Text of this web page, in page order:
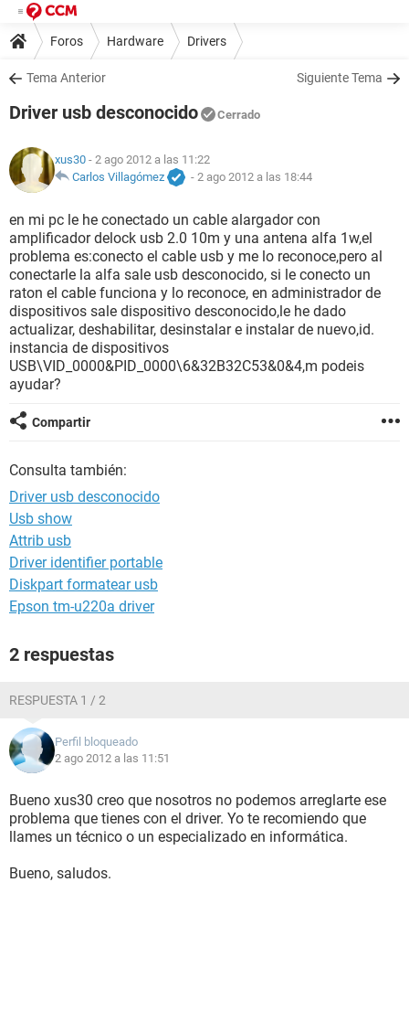
Foros Hardware Drivers
Tema Anterior Siguiente Tema
Driver usb desconocido Cerrado
xus30 - 2 ago 2012 a las 11:22
Carlos Villagómez
- 2 ago 2012 a las 18:44
en mi pc le he conectado un cable alargador con
amplificador delock usb 2.0 10m y una antena alfa 1w,el
problema es:conecto el cable usb y me lo reconoce,pero al
conectarle la alfa sale usb desconocido, si le conecto un
raton el cable funciona y lo reconoce, en administrador de
dispositivos sale dispositivo desconocido,le he dado
actualizar, deshabilitar, desinstalar e instalar de nuevo,id.
instancia de dispositivos
USB\VID_0000&PID_0000\6&32B32C53&0&4,m podeis
ayudar?
Compartir
Consulta también:
Driver usb desconocido
Usb show
Attrib usb
Driver identifier portable
Diskpart formatear usb
Epson tm-u220a driver
2 respuestas
RESPUESTA 1 / 2
Perfil bloqueado
2 ago 2012 a las 11:51
Bueno xus30 creo que nosotros no podemos arreglarte ese
problema que tienes con el driver. Yo te recomiendo que
llames un técnico o un especializado en informática.
Bueno, saludos.